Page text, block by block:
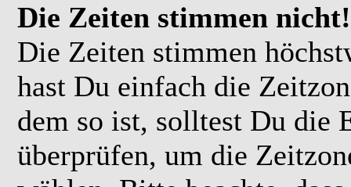
Die Zeiten stimmen nicht!
Die Zeiten stimmen
hast Du einfach die
dem so ist, solltest Du die
überprüfen, um die